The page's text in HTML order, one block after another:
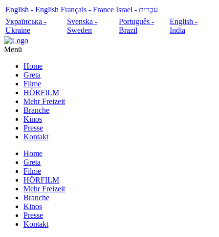
English - English Français - France
עִבְרִית - Israel
Українська -
Ukraine
Svenska -
Sweden
Português -
Brazil
English -
India
Menü
Home
Greta
Filme
HÖRFILM
Mehr Freizeit
Branche
Kinos
Presse
Kontakt
Home
Greta
Filme
HÖRFILM
Mehr Freizeit
Branche
Kinos
Presse
Kontakt